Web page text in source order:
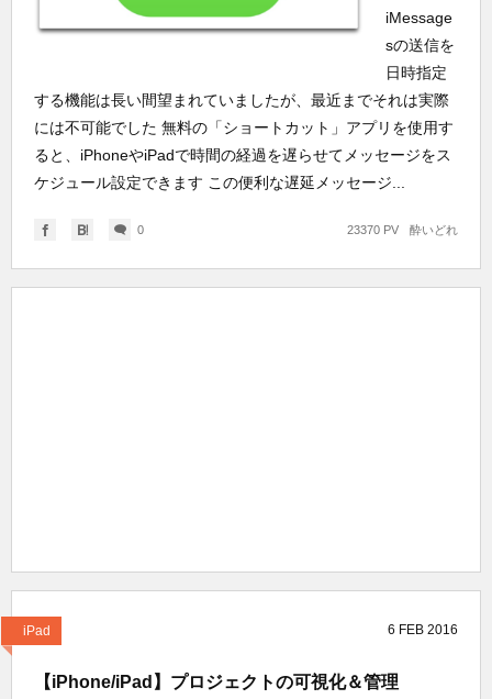
iMessage
sの送信を
日時指定
する機能は長い間望まれていましたが、最近までそれは実際
には不可能でした 無料の「ショートカット」アプリを使用す
ると、iPhoneやiPadで時間の経過を遅らせてメッセージをス
ケジュール設定できます この便利な遅延メッセージ...
0 酔いどれ
23370 PV
iPad 6 FEB 2016
【iPhone/iPad】プロジェクトの可視化＆管理